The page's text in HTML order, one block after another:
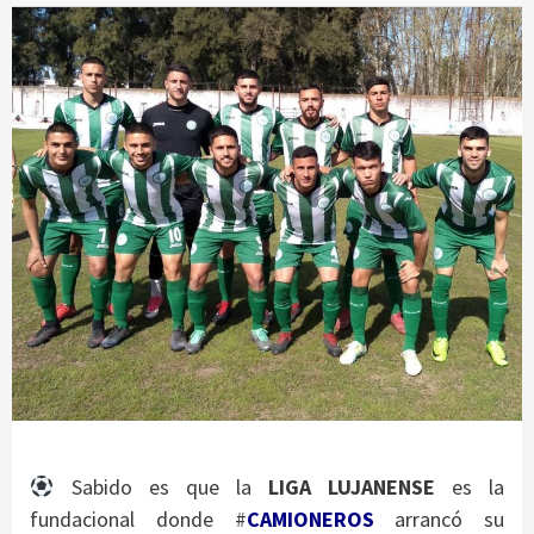
Sabido es que la LIGA LUJANENSE es la
fundacional donde #CAMIONEROS
arrancó su